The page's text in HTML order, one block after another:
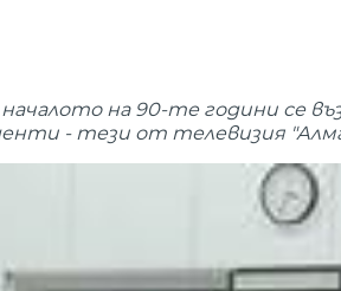
на 90-те години се
- тези от телевизия